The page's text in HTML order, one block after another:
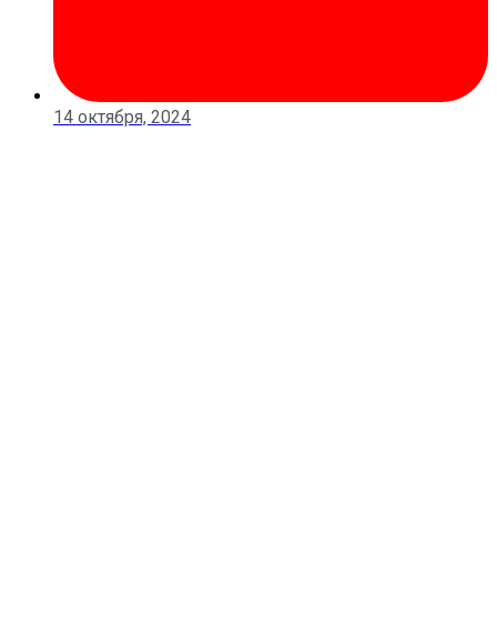
14 октября, 2024